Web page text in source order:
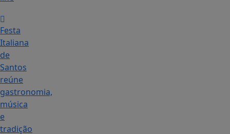
Festa
Italiana
de
Santos
reúne
gastronomia,
música
e
tradição